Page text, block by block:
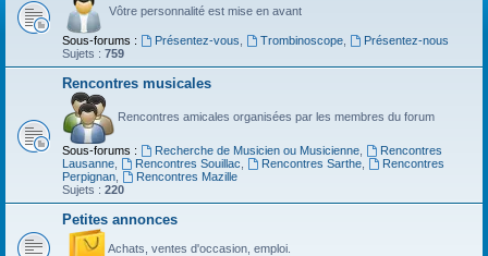
Vôtre personnalité est mise en avant
Sous-forums : Présentez-vous Trombinoscope,
Présentez-nous
Sujets : 759
Rencontres musicales
Rencontres amicales organisées par les membres du forum
Sous-forums : Recherche de Musicien ou Musicienne,
Rencontres
Lausanne
Rencontres Souillac Rencontres Sarthe,
Rencontres
Perpignan
Rencontres Mazille
Sujets : 220
Petites annonces
Achats, ventes d'occasion, emploi.